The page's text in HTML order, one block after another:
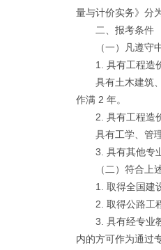
量与计价实务》分
二、报考条件
（一）凡遵守中
1. 具有工程造价
具有土木建筑、
作满 2 年。
2. 具有工程造价
具有工学、管理
3. 具有其他专业
（二）符合上述
1. 取得全国建设
2. 取得公路工程
3. 具有经专业教
内的方可作为通过